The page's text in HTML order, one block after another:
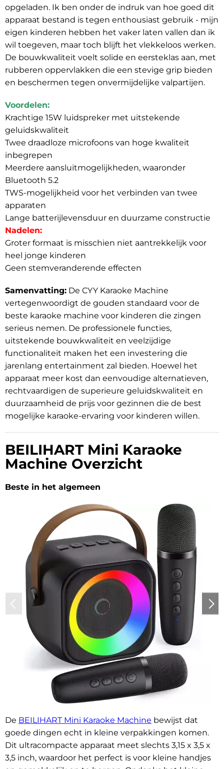
opgeladen. Ik ben onder de indruk van hoe goed dit
apparaat bestand is tegen enthousiast gebruik - mijn
eigen kinderen hebben het vaker laten vallen dan ik
wil toegeven, maar toch blijft het vlekkeloos werken.
De bouwkwaliteit voelt solide en eersteklas aan, met
rubberen oppervlakken die een stevige grip bieden
en beschermen tegen onvermijdelijke valpartijen.
Voordelen:
Krachtige 15W luidspreker met uitstekende
geluidskwaliteit
Twee draadloze microfoons van hoge kwaliteit
inbegrepen
Meerdere aansluitmogelijkheden, waaronder
Bluetooth 5.2
TWS-mogelijkheid voor het verbinden van twee
apparaten
Lange batterijlevensduur en duurzame constructie
Nadelen:
Groter formaat is misschien niet aantrekkelijk voor
heel jonge kinderen
Geen stemveranderende effecten
Samenvatting: De CYY Karaoke Machine
vertegenwoordigt de gouden standaard voor de
beste karaoke machine voor kinderen die zingen
serieus nemen. De professionele functies,
uitstekende bouwkwaliteit en veelzijdige
functionaliteit maken het een investering die
jarenlang entertainment zal bieden. Hoewel het
apparaat meer kost dan eenvoudige alternatieven,
rechtvaardigen de superieure geluidskwaliteit en
duurzaamheid de prijs voor gezinnen die de best
mogelijke karaoke-ervaring voor kinderen willen.
BEILIHART Mini Karaoke
Machine Overzicht
Beste in het algemeen
De BEILIHART Mini Karaoke Machine bewijst dat
goede dingen echt in kleine verpakkingen komen.
Dit ultracompacte apparaat meet slechts 3,15 x 3,5 x
3,5 inch, waardoor het perfect is voor kleine handjes